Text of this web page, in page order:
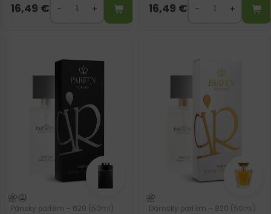
16,49 € 16,49 €
Pánsky parfém – 629 (50ml)
Dámsky parfém – 820 (50ml)